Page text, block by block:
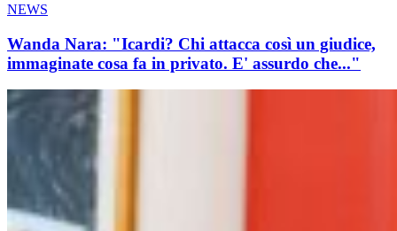
NEWS
Wanda Nara: "Icardi? Chi attacca così un giudice,
immaginate cosa fa in privato. E' assurdo che..."